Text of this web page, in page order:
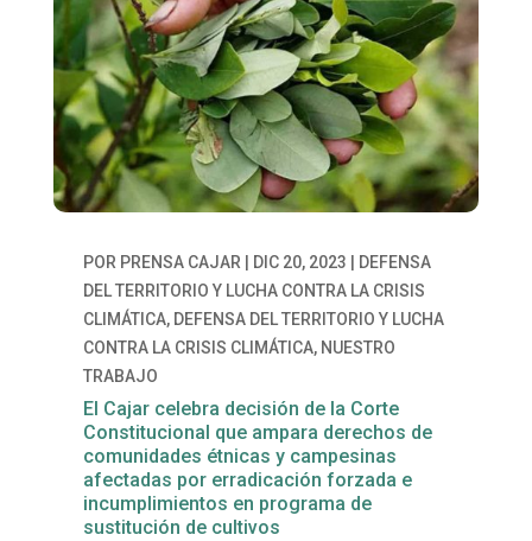
POR PRENSA CAJAR DIC 20, 2023
DEFENSA
DEL TERRITORIO Y LUCHA CONTRA LA CRISIS
CLIMÁTICA, DEFENSA DEL TERRITORIO Y LUCHA
CONTRA LA CRISIS CLIMÁTICA, NUESTRO
TRABAJO
El Cajar celebra decisión de la Corte
Constitucional que ampara derechos de
comunidades étnicas y campesinas
afectadas por erradicación forzada e
incumplimientos en programa de
sustitución de cultivos